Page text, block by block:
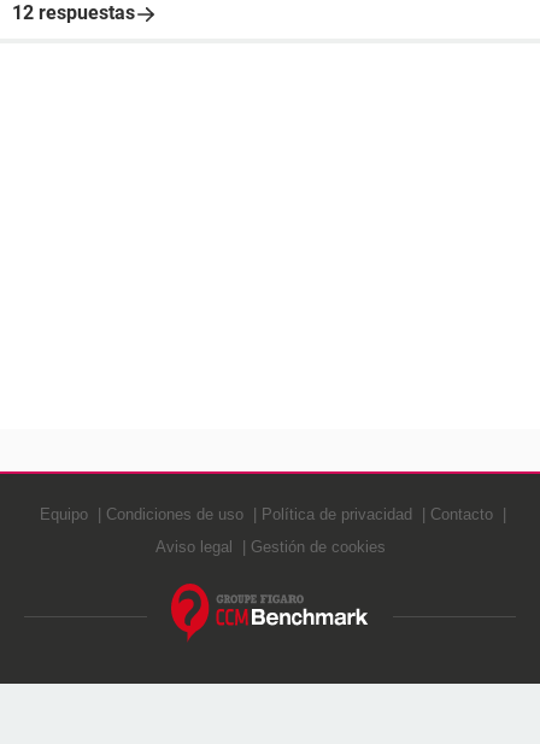
12 respuestas
Equipo Condiciones de uso Política de privacidad
Contacto
Aviso legal
Gestión de cookies